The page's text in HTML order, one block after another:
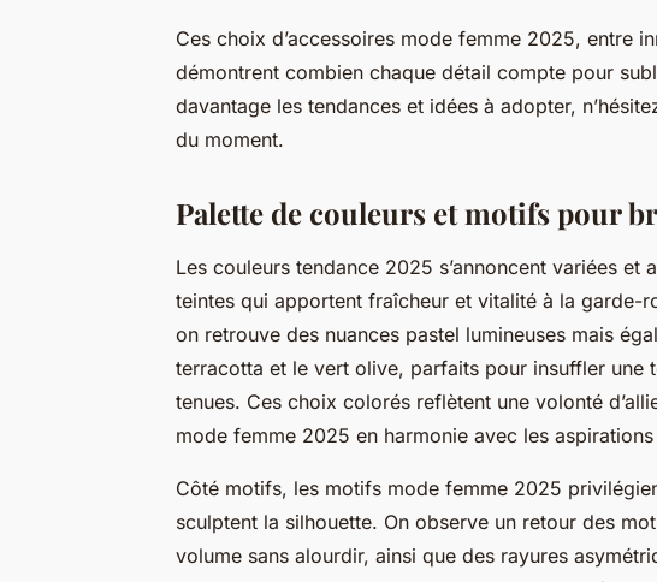
Ces choix d’accessoires mode femme 2025, entre
démontrent combien chaque détail compte pour
davantage les tendances et idées à adopter,
du moment.
Palette de couleurs et motifs pour
Les couleurs tendance 2025 s’annoncent variées et
teintes qui apportent fraîcheur et vitalité à la garde-
on retrouve des nuances pastel lumineuses mais
terracotta et le vert olive, parfaits pour insuffler une
tenues. Ces choix colorés reflètent une volonté
mode femme 2025 en harmonie avec les
Côté motifs, les motifs mode femme 2025
sculptent la silhouette. On observe un retour des
volume sans alourdir, ainsi que des rayures